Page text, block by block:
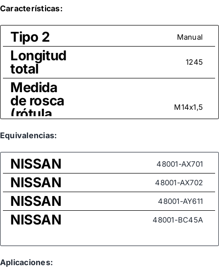
Características:
Tipo 2 Manual
Longitud
total 1245
Medida
de rosca
(rótula M14x1,5
Equivalencias:
NISSAN 48001-AX701
NISSAN 48001-AX702
NISSAN 48001-AY611
NISSAN 48001-BC45A
Aplicaciones: